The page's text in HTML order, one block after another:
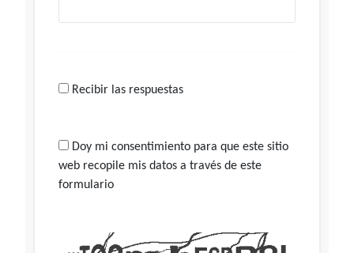
Recibir las respuestas
Doy mi consentimiento para que este sitio
web recopile mis datos a través de este
formulario